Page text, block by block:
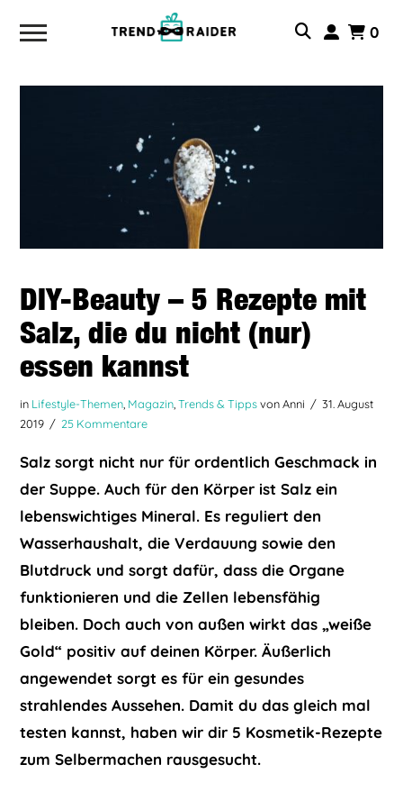
0
DIY-Beauty – 5 Rezepte mit
Salz, die du nicht (nur)
essen kannst
in Lifestyle-Themen Magazin ,Trends & Tippsvon Anni
31. August
2019
25 Kommentare
Salz sorgt nicht nur für ordentlich Geschmack in
der Suppe. Auch für den Körper ist Salz ein
lebenswichtiges Mineral. Es reguliert den
Wasserhaushalt, die Verdauung sowie den
Blutdruck und sorgt dafür, dass die Organe
funktionieren und die Zellen lebensfähig
bleiben. Doch auch von außen wirkt das „weiße
Gold“ positiv auf deinen Körper. Äußerlich
angewendet sorgt es für ein gesundes
strahlendes Aussehen. Damit du das gleich mal
testen kannst, haben wir dir 5 Kosmetik-Rezepte
zum Selbermachen rausgesucht.